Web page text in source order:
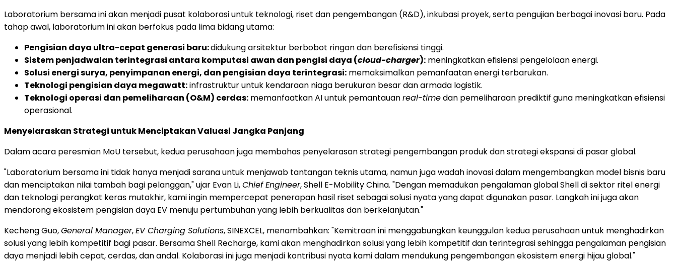
Laboratorium bersama ini akan menjadi pusat kolaborasi untuk teknologi, riset dan pengembangan (R&D), inkubasi proyek, serta pengujian berbagai inovasi baru. Pada
tahap awal, laboratorium ini akan berfokus pada lima bidang utama:
Pengisian daya ultra-cepat generasi baru:didukung arsitektur berbobot ringan dan berefisiensi tinggi.
Sistem penjadwalan terintegrasi antara komputasi awan dan pengisi daya (cloud-charger): meningkatkan efisiensi pengelolaan energi.
Solusi energi surya, penyimpanan energi, dan pengisian daya terintegrasi: memaksimalkan pemanfaatan energi terbarukan.
Teknologi pengisian daya megawatt:infrastruktur untuk kendaraan niaga berukuran besar dan armada logistik.
Teknologi operasi dan pemeliharaan (O&M) cerdas: memanfaatkan AI untuk pemantauanreal-timedan pemeliharaan prediktif guna meningkatkan efisiensi
operasional.
Menyelaraskan Strategi untuk Menciptakan Valuasi Jangka Panjang
Dalam acara peresmian MoU tersebut, kedua perusahaan juga membahas penyelarasan strategi pengembangan produk dan strategi ekspansi di pasar global.
"Laboratorium bersama ini tidak hanya menjadi sarana untuk menjawab tantangan teknis utama, namun juga wadah inovasi dalam mengembangkan model bisnis baru
dan menciptakan nilai tambah bagi pelanggan," ujar Evan Li,Chief Engineer, Shell E-Mobility China. "Dengan memadukan pengalaman global Shell di sektor ritel energi
dan teknologi perangkat keras mutakhir, kami ingin mempercepat penerapan hasil riset sebagai solusi nyata yang dapat digunakan pasar. Langkah ini juga akan
mendorong ekosistem pengisian daya EV menuju pertumbuhan yang lebih berkualitas dan berkelanjutan."
Kecheng Guo,General Manager,EV Charging Solutions, SINEXCEL, menambahkan: "Kemitraan ini menggabungkan keunggulan kedua perusahaan untuk menghadirkan
solusi yang lebih kompetitif bagi pasar. Bersama Shell Recharge, kami akan menghadirkan solusi yang lebih kompetitif dan terintegrasi sehingga pengalaman pengisian
daya menjadi lebih cepat, cerdas, dan andal. Kolaborasi ini juga menjadi kontribusi nyata kami dalam mendukung pengembangan ekosistem energi hijau global."